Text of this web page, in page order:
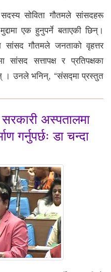
सोविता गौतमले सांसदहरू
एक हुनुपर्ने बताएकी छिन्।
सांसद गौतमले जनताको वृहत्तर
सांसद सत्तापक्ष र प्रतिपक्षका
। उनले भनिन्, “संसद्मा प्रस्तुत
अस्पतालमा
गर्नुपर्छः डा चन्दा